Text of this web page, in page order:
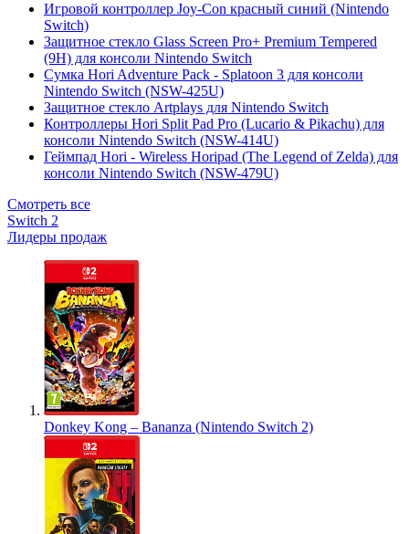
Игровой контроллер Joy-Con красный синий (Nintendo
Switch)
Защитное стекло Glass Screen Pro+ Premium Tempered
(9H) для консоли Nintendo Switch
Сумка Hori Adventure Pack - Splatoon 3 для консоли
Nintendo Switch (NSW-425U)
Защитное стекло Artplays для Nintendo Switch
Контроллеры Hori Split Pad Pro (Lucario & Pikachu) для
консоли Nintendo Switch (NSW-414U)
Геймпад Hori - Wireless Horipad (The Legend of Zelda) для
консоли Nintendo Switch (NSW-479U)
Смотреть все
Switch 2
Лидеры продаж
Donkey Kong – Bananza (Nintendo Switch 2)